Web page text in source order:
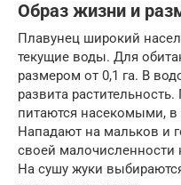
Образ жизни и
Плавунец широкий
текущие воды. Для
размером от 0,1 га. В
развита
питаются насекомыми,
Нападают на мальков и
своей
На сушу жуки